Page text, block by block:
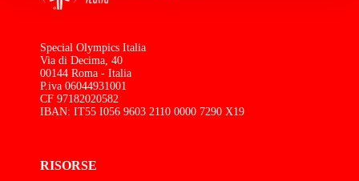
Special Olympics Italia
Via di Decima, 40
00144 Roma - Italia
P.iva 06044931001
CF 97182020582
IBAN: IT55 I056 9603 2110 0000 7290 X19
RISORSE